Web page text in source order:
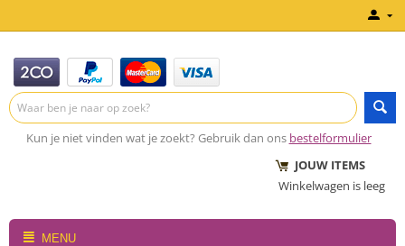
Kun je niet vinden wat je zoekt? Gebruik dan ons bestelformulier
JOUW ITEMS
Winkelwagen is leeg
MENU